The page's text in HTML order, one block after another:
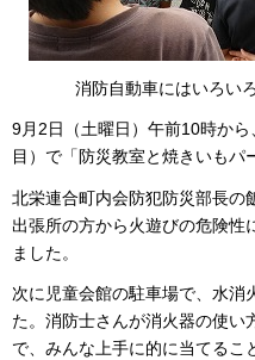
消防自動車にはいろい
9月2日（土曜日）午前10時か
目）で「防災教室と焼きいもパ
北栄連合町内会防犯防災部長の
出張所の方から火遊びの危険性
ました。
次に児童会館の駐車場で、水消
た。消防士さんが消火器の使い
で、みんな上手に的に当てるこ